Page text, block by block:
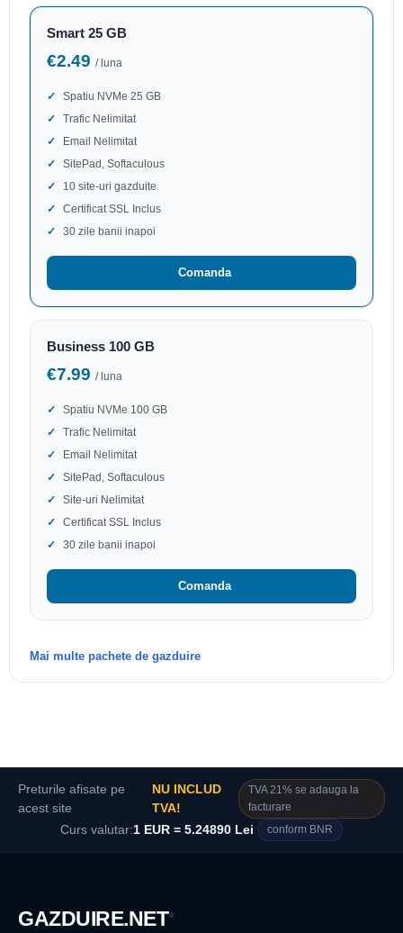
Smart 25 GB
€2.49 / luna
Spatiu NVMe 25 GB
Trafic Nelimitat
Email Nelimitat
SitePad, Softaculous
10 site-uri gazduite
Certificat SSL Inclus
30 zile banii inapoi
Comanda
Business 100 GB
€7.99 / luna
Spatiu NVMe 100 GB
Trafic Nelimitat
Email Nelimitat
SitePad, Softaculous
Site-uri Nelimitat
Certificat SSL Inclus
30 zile banii inapoi
Comanda
Mai multe pachete de gazduire
Preturile afisate pe
acest site
NU INCLUD
TVA!
TVA 21% se adauga la
facturare
Curs valutar:1 EUR = 5.24890 Lei conform BNR
GAZDUIRE.NET®